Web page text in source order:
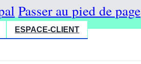
Passer au pied de page
ESPACE-CLIENT